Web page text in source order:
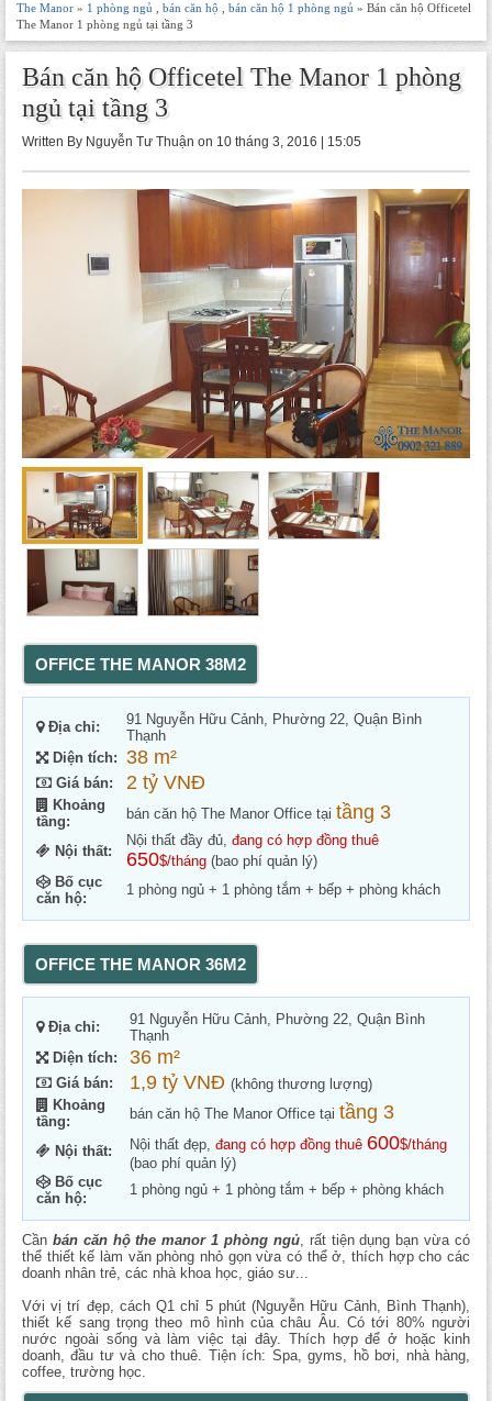
The Manor » 1 phòng ngủ bán căn hộ bán căn hộ 1 phòng ngủ » Bán căn hộ Officetel
The Manor 1 phòng ngủ tại tầng 3
Bán căn hộ Officetel The Manor 1 phòng
ngủ tại tầng 3
Written By Nguyễn Tư Thuận on 10 tháng 3, 2016 | 15:05
OFFICE THE MANOR 38M2
Địa chỉ:
91 Nguyễn Hữu Cảnh, Phường 22, Quận Bình
Thạnh
Diện tích: 38 m²
Giá bán: 2 tỷ VNĐ
Khoảng
tầng:
bán căn hộ The Manor Office tại tầng 3
Nội thất:
Nội thất đầy đủ, đang có hợp đồng thuê
650$/tháng (bao phí quản lý)
Bố cục
căn hộ:
1 phòng ngủ + 1 phòng tắm + bếp + phòng khách
OFFICE THE MANOR 36M2
Địa chỉ:
91 Nguyễn Hữu Cảnh, Phường 22, Quận Bình
Thạnh
Diện tích:
36 m²
Giá bán: 1,9 tỷ VNĐ (không thương lượng)
Khoảng
tầng:
bán căn hộ The Manor Office tại tầng 3
Nội thất: Nội thất đẹp, đang có hợp đồng thuê 600$/tháng
(bao phí quản lý)
Bố cục
căn hộ:
1 phòng ngủ + 1 phòng tắm + bếp + phòng khách
Cần bán căn hộ the manor 1 phòng ngủ, rất tiện dụng bạn vừa có
thể thiết kế làm văn phòng nhỏ gọn vừa có thể ở, thích hợp cho các
doanh nhân trẻ, các nhà khoa học, giáo sư...
Với vị trí đẹp, cách Q1 chỉ 5 phút (Nguyễn Hữu Cảnh, Bình Thạnh),
thiết kế sang trọng theo mô hình của châu Âu. Có tới 80% người
nước ngoài sống và làm việc tại đây. Thích hợp để ở hoặc kinh
doanh, đầu tư và cho thuê. Tiện ích: Spa, gyms, hồ bơi, nhà hàng,
coffee, trường học.